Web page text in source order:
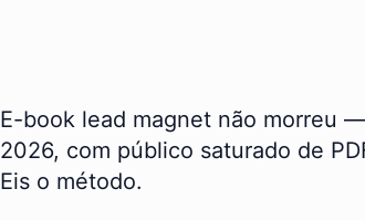
E-book lead magnet não morreu
2026, com público saturado de
Eis o método.